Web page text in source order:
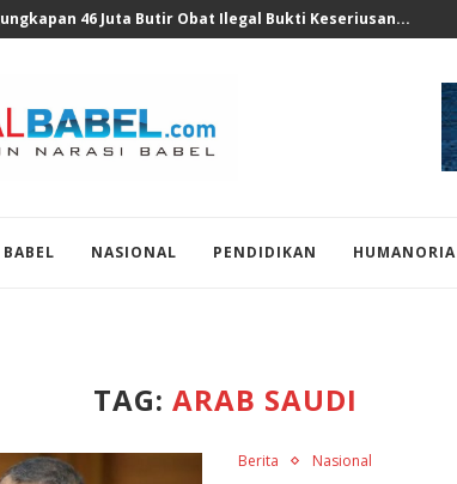
DPR Sebut Sensus Ekonomi 2026 Bukan Untuk...
NASIONAL PENDIDIKAN HUMANORIA
TAG:ARAB SAUDI
Berita Nasional